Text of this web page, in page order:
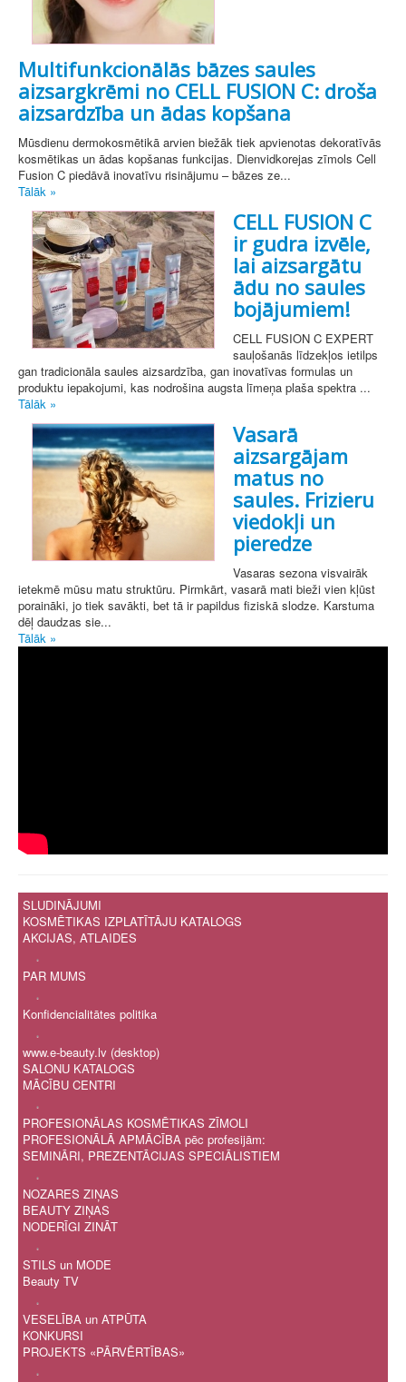
Multifunkcionālās bāzes saules
aizsargkrēmi no CELL FUSION C: droša
aizsardzība un ādas kopšana
Mūsdienu dermokosmētikā arvien biežāk tiek apvienotas dekoratīvās
kosmētikas un ādas kopšanas funkcijas. Dienvidkorejas zīmols Cell
Fusion C piedāvā inovatīvu risinājumu – bāzes ze...
Tālāk »
CELL FUSION C
ir gudra izvēle,
lai aizsargātu
ādu no saules
bojājumiem!
CELL FUSION C EXPERT
sauļošanās līdzekļos ietilps
gan tradicionāla saules aizsardzība, gan inovatīvas formulas un
produktu iepakojumi, kas nodrošina augsta līmeņa plaša spektra ...
Tālāk »
Vasarā
aizsargājam
matus no
saules. Frizieru
viedokļi un
pieredze
Vasaras sezona visvairāk
ietekmē mūsu matu struktūru. Pirmkārt, vasarā mati bieži vien kļūst
poraināki, jo tiek savākti, bet tā ir papildus fiziskā slodze. Karstuma
dēļ daudzas sie...
Tālāk »
SLUDINĀJUMI
KOSMĒTIKAS IZPLATĪTĀJU KATALOGS
AKCIJAS, ATLAIDES
.
PAR MUMS
.
Konfidencialitātes politika
.
www.e-beauty.lv (desktop)
SALONU KATALOGS
MĀCĪBU CENTRI
.
PROFESIONĀLAS KOSMĒTIKAS ZĪMOLI
PROFESIONĀLĀ APMĀCĪBA pēc profesijām:
SEMINĀRI, PREZENTĀCIJAS SPECIĀLISTIEM
.
NOZARES ZIŅAS
BEAUTY ZIŅAS
NODERĪGI ZINĀT
.
STILS un MODE
Beauty TV
.
VESELĪBA un ATPŪTA
KONKURSI
PROJEKTS «PĀRVĒRTĪBAS»
.